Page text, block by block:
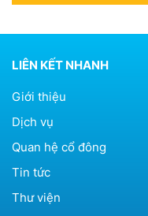
LIÊN KẾT NHANH
Giới thiệu
Dịch vụ
Quan hệ cổ đông
Tin tức
Thư viện